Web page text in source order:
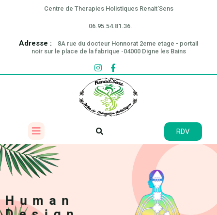
Centre de Therapies Holistiques Renait'Sens
06.95.54.81.36.
Adresse :
8A rue du docteur Honnorat 2eme etage - portail
noir sur le place de la fabrique -04000 Digne les Bains
RDV
Naturopathie